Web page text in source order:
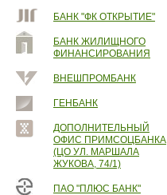
БАНК "ФК ОТКРЫТИЕ"
БАНК ЖИЛИЩНОГО
ФИНАНСИРОВАНИЯ
ВНЕШПРОМБАНК
ГЕНБАНК
ДОПОЛНИТЕЛЬНЫЙ
ОФИС ПРИМСОЦБАНКА
(ЦО УЛ. МАРШАЛА
ЖУКОВА, 74/1)
ПАО "ПЛЮС БАНК"